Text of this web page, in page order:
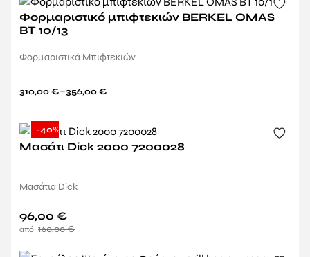
Φορμαριστικό μπιφτεκιών BERKEL OMAS
BT 10/13
Φορμαριστικά Μπιφτεκιών
310,00 €–356,00 €
-40%
Μασάτι Dick 2000 7200028
Μασάτια Dick
160,00€
96,00 €